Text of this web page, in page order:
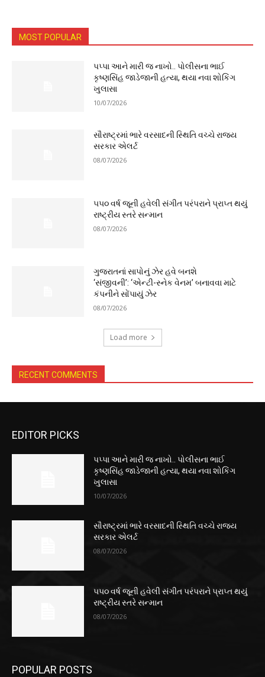
MOST POPULAR
પપ્પા આને મારી જ નાખો.. પોલીસના ભાઈ
કૃષ્ણસિંહ જાડેજાની હત્યા, થયા નવા શોકિંગ
ખુલાસા
10/07/2026
સૌરાષ્ટ્રમાં ભારે વરસાદની સ્થિતિ વચ્ચે રાજ્ય
સરકાર એલર્ટ
08/07/2026
૫૫૦ વર્ષ જૂની હવેલી સંગીત પરંપરાને પ્રાપ્ત થયું
રાષ્ટ્રીય સ્તરે સન્માન
08/07/2026
ગુજરાતનાં સાપોનું ઝેર હવે બનશે
‘સંજીવની’: ‘એન્ટી-સ્નેક વેનમ’ બનાવવા માટે
કંપનીને સોંપાયું ઝેર
08/07/2026
Load more
RECENT COMMENTS
EDITOR PICKS
પપ્પા આને મારી જ નાખો.. પોલીસના ભાઈ
કૃષ્ણસિંહ જાડેજાની હત્યા, થયા નવા શોકિંગ
ખુલાસા
10/07/2026
સૌરાષ્ટ્રમાં ભારે વરસાદની સ્થિતિ વચ્ચે રાજ્ય
સરકાર એલર્ટ
08/07/2026
૫૫૦ વર્ષ જૂની હવેલી સંગીત પરંપરાને પ્રાપ્ત થયું
રાષ્ટ્રીય સ્તરે સન્માન
08/07/2026
POPULAR POSTS